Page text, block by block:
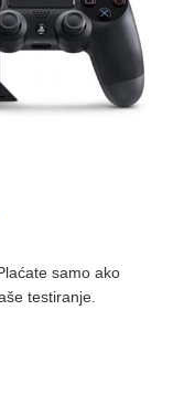
samo ako
testiranje.